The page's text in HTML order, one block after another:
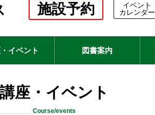
施設予約別
ウ
ィ
ン
ド
で
イベント
カレンダー
イベント 図書案内
講座・イベント
Course/events